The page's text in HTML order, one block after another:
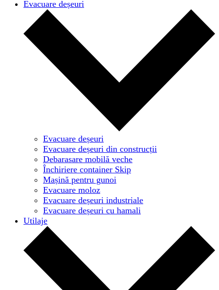
Evacuare deșeuri
Evacuare deșeuri
Evacuare deșeuri din construcții
Debarasare mobilă veche
Închiriere container Skip
Mașină pentru gunoi
Evacuare moloz
Evacuare deșeuri industriale
Evacuare deșeuri cu hamali
Utilaje